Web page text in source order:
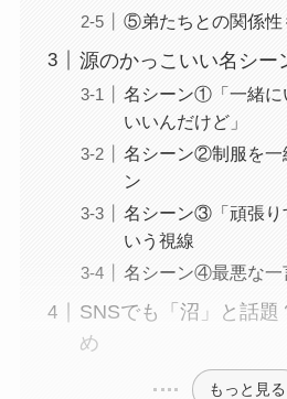
⑤弟たちとの関係性
源のかっこいい名シー
名シーン①「一緒に
いいんだけど」
名シーン②制服を一
ン
名シーン③「頑張り
いう視線
名シーン④最悪な一
SNSでも「沼」と話題
め
もっと見る